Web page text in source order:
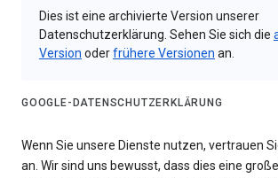
Dies ist eine archivierte Version unserer
Datenschutzerklärung. Sehen Sie sich die
Version oderfrühere Versionen an.
GOOGLE-DATENSCHUTZERKLÄRUNG
Wenn Sie unsere Dienste nutzen, vertrauen
an. Wir sind uns bewusst, dass dies eine